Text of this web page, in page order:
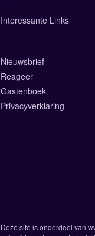
Interessante Links
Nieuwsbrief
Reageer
Gastenboek
Privacyverklaring
Deze site is onderdeel van